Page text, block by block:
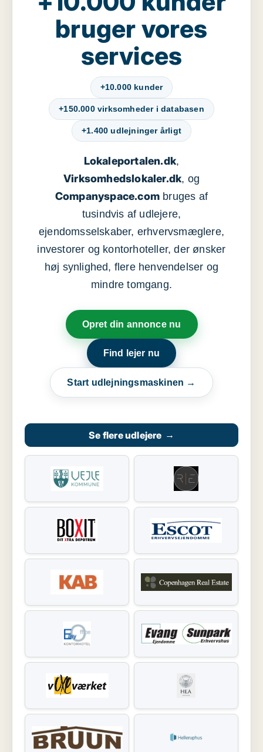
bruger vores
services
+10.000 kunder
+150.000 virksomheder i databasen
+1.400 udlejninger årligt
Lokaleportalen.dk,
Virksomhedslokaler.dk, og
Companyspace.com bruges af
tusindvis af udlejere,
ejendomsselskaber, erhvervsmæglere,
investorer og kontorhoteller, der ønsker
høj synlighed, flere henvendelser og
mindre tomgang.
Opret din annonce nu
Find lejer nu
Start udlejningsmaskinen →
Se flere udlejere →